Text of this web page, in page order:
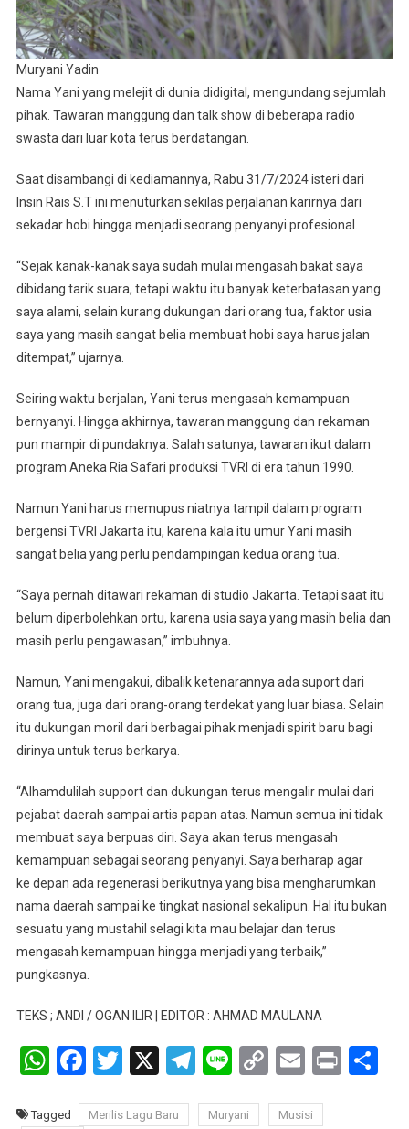
Muryani Yadin
Nama Yani yang melejit di dunia didigital, mengundang sejumlah
pihak. Tawaran manggung dan talk show di beberapa radio
swasta dari luar kota terus berdatangan.
Saat disambangi di kediamannya, Rabu 31/7/2024 isteri dari
Insin Rais S.T ini menuturkan sekilas perjalanan karirnya dari
sekadar hobi hingga menjadi seorang penyanyi profesional.
“Sejak kanak-kanak saya sudah mulai mengasah bakat saya
dibidang tarik suara, tetapi waktu itu banyak keterbatasan yang
saya alami, selain kurang dukungan dari orang tua, faktor usia
saya yang masih sangat belia membuat hobi saya harus jalan
ditempat,” ujarnya.
Seiring waktu berjalan, Yani terus mengasah kemampuan
bernyanyi. Hingga akhirnya, tawaran manggung dan rekaman
pun mampir di pundaknya. Salah satunya, tawaran ikut dalam
program Aneka Ria Safari produksi TVRI di era tahun 1990.
Namun Yani harus memupus niatnya tampil dalam program
bergensi TVRI Jakarta itu, karena kala itu umur Yani masih
sangat belia yang perlu pendampingan kedua orang tua.
“Saya pernah ditawari rekaman di studio Jakarta. Tetapi saat itu
belum diperbolehkan ortu, karena usia saya yang masih belia dan
masih perlu pengawasan,” imbuhnya.
Namun, Yani mengakui, dibalik ketenarannya ada suport dari
orang tua, juga dari orang-orang terdekat yang luar biasa. Selain
itu dukungan moril dari berbagai pihak menjadi spirit baru bagi
dirinya untuk terus berkarya.
“Alhamdulilah support dan dukungan terus mengalir mulai dari
pejabat daerah sampai artis papan atas. Namun semua ini tidak
membuat saya berpuas diri. Saya akan terus mengasah
kemampuan sebagai seorang penyanyi. Saya berharap agar
ke depan ada regenerasi berikutnya yang bisa mengharumkan
nama daerah sampai ke tingkat nasional sekalipun. Hal itu bukan
sesuatu yang mustahil selagi kita mau belajar dan terus
mengasah kemampuan hingga menjadi yang terbaik,”
pungkasnya.
TEKS ; ANDI / OGAN ILIR | EDITOR : AHMAD MAULANA
WhatsApp
Facebook
Twitter
X Telegram
LineCopyEmail
Print
Tagged Merilis Lagu Baru Muryani
Musisi